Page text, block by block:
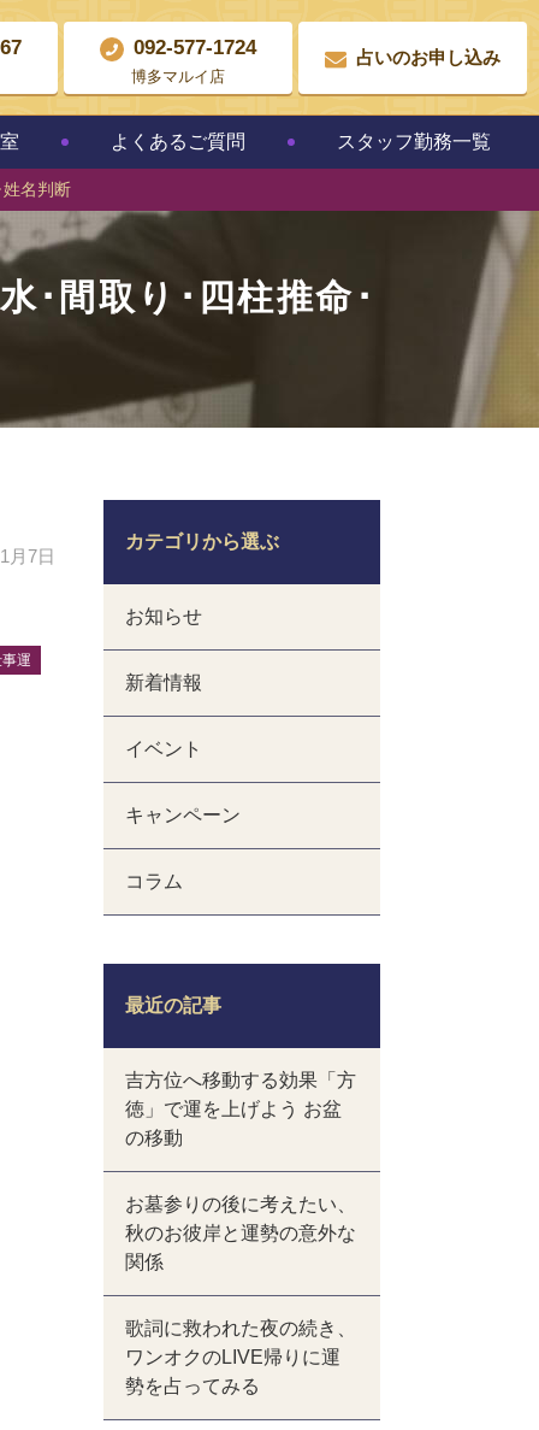
092-577-1724
博多マルイ店
占いのお申し込み
よくあるご質問 スタッフ勤務一覧
名判断
･間取り･四柱推命･
月7日
運
カテゴリから選ぶ
お知らせ
新着情報
イベント
キャンペーン
コラム
最近の記事
吉方位へ移動する効果「方
徳」で運を上げよう お盆
の移動
お墓参りの後に考えたい、
秋のお彼岸と運勢の意外な
関係
歌詞に救われた夜の続き、
ワンオクのLIVE帰りに運
勢を占ってみる